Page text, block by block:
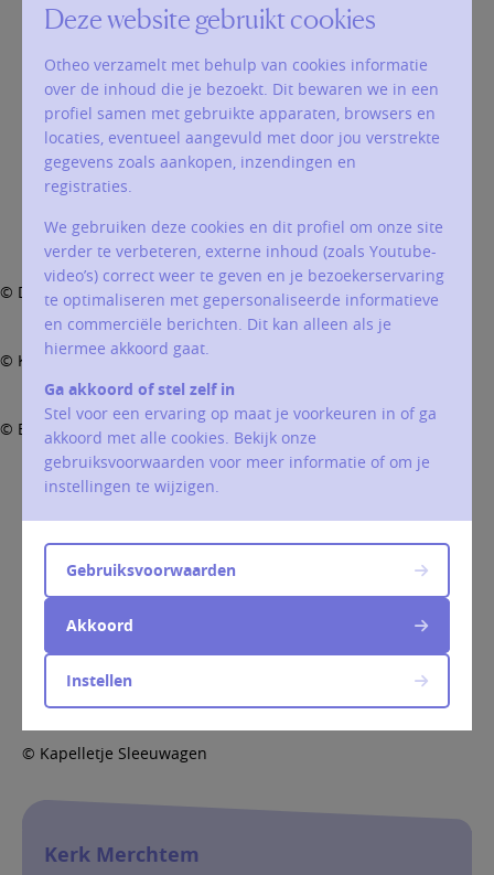
Externe werkgroepen
Bedevaarten oa Scherpenheuvel
© Vacature : lector uitvaartdienst - we zorgen voor opleiding
rouwgesprekken
© Deken EH Dirk De Ghendt
© Kerk Merchtem elke woensdag 8u30
© Boekentassenzegening 2026
Kapelletjes
© Kapelletje Sleeuwagen
Kerk Merchtem
Deze website gebruikt cookies
Otheo verzamelt met behulp van cookies informatie
over de inhoud die je bezoekt. Dit bewaren we in een
profiel samen met gebruikte apparaten, browsers en
locaties, eventueel aangevuld met door jou verstrekte
gegevens zoals aankopen, inzendingen en
registraties.
We gebruiken deze cookies en dit profiel om onze site
verder te verbeteren, externe inhoud (zoals Youtube-
video’s) correct weer te geven en je bezoekerservaring
te optimaliseren met gepersonaliseerde informatieve
en commerciële berichten. Dit kan alleen als je
hiermee akkoord gaat.
Ga akkoord of stel zelf in
Stel voor een ervaring op maat je voorkeuren in of ga
akkoord met alle cookies. Bekijk onze
gebruiksvoorwaarden voor meer informatie of om je
instellingen te wijzigen.
Gebruiksvoorwaarden
Akkoord
Instellen